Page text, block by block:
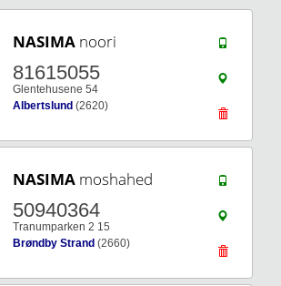
NASIMA noori
81615055
Glentehusene 54
Albertslund (2620)
NASIMA moshahed
50940364
Tranumparken 2 15
Brøndby Strand (2660)